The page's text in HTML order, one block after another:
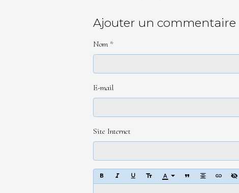
Ajouter un commentaire
Nom
E-mail
Site Internet